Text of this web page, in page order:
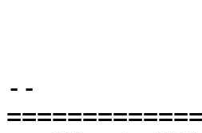
--